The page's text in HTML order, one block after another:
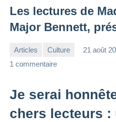
Les lectures de
Major Bennett,
Articles Culture 21 août
1 commentaire
Je serai
chers lecteurs :